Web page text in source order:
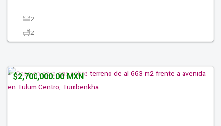
2
2
$2,700,000.00 MXN